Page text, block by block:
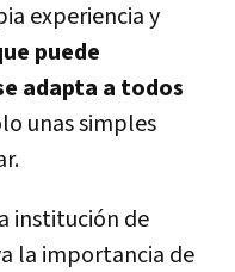
experiencia y
puede
adapta a todos
unas simples
institución de
la importancia de